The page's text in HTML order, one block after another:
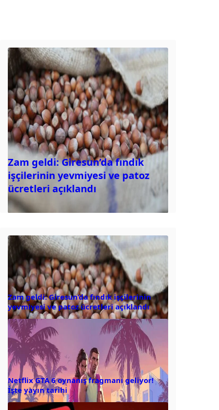
Zam geldi: Giresun’da fındık
işçilerinin yevmiyesi ve patoz
ücretleri açıklandı
Zam geldi: Giresun’da fındık işçilerinin
yevmiyesi ve patoz ücretleri açıklandı
Netflix GTA 6 oynanış fragmanı geliyor!
İşte yayın tarihi